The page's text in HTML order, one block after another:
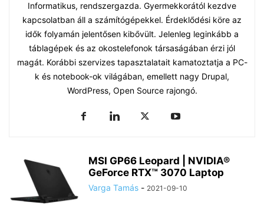
Informatikus, rendszergazda. Gyermekkorától kezdve
kapcsolatban áll a számítógépekkel. Érdeklődési köre az
idők folyamán jelentősen kibővült. Jelenleg leginkább a
táblagépek és az okostelefonok társaságában érzi jól
magát. Korábbi szervizes tapasztalatait kamatoztatja a PC-
k és notebook-ok világában, emellett nagy Drupal,
WordPress, Open Source rajongó.
MSI GP66 Leopard | NVIDIA®
GeForce RTX™ 3070 Laptop
Varga Tamás - 2021-09-10